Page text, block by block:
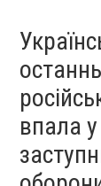
впала